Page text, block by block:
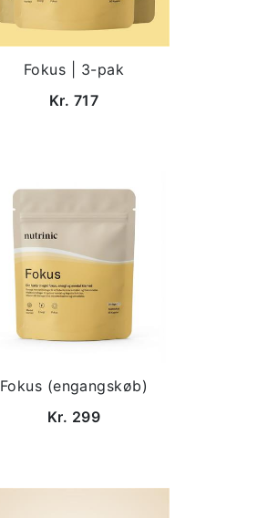
Fokus | 3-pak
Kr. 717
Fokus (engangskøb)
Kr. 299